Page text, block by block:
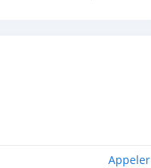
Appeler